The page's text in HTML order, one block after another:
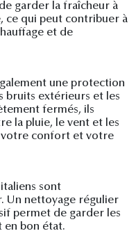
garder la fraîcheur à
ce qui peut contribuer à
et de
une protection
bruits extérieurs et les
fermés, ils
la pluie, le vent et les
votre confort et votre
sont
Un nettoyage régulier
permet de garder les
en bon état.